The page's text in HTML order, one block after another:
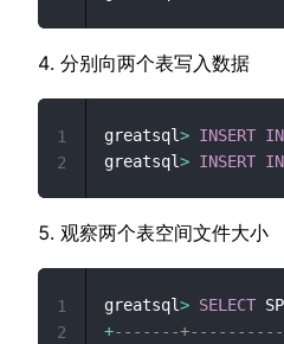
分别向两个表写入数据
greatsql> INSERT
greatsql> INSERT
1
2
观察两个表空间文件大小
greatsql> SELECT
+-------
1
2